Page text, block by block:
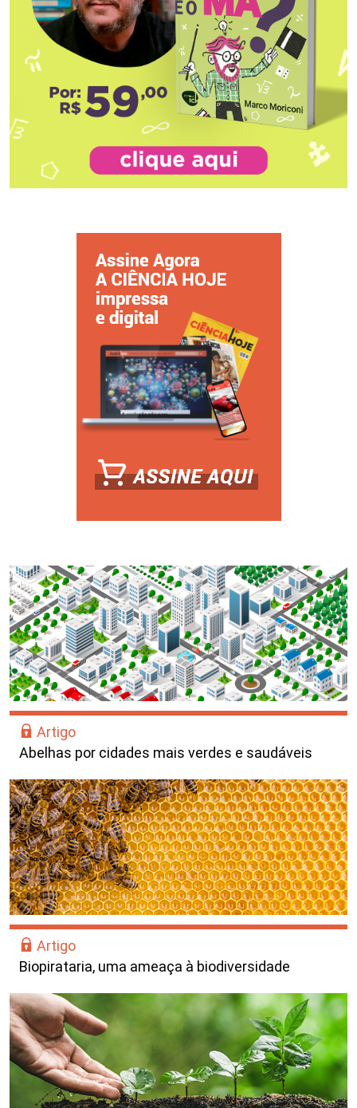
Artigo
Abelhas por cidades mais verdes e saudáveis
Artigo
Biopirataria, uma ameaça à biodiversidade